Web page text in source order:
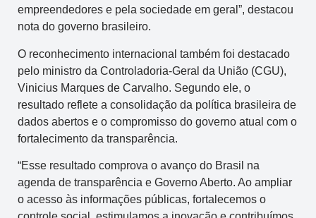
empreendedores e pela sociedade em geral”, destacou
nota do governo brasileiro.
O reconhecimento internacional também foi destacado
pelo ministro da Controladoria-Geral da União (CGU),
Vinicius Marques de Carvalho. Segundo ele, o
resultado reflete a consolidação da política brasileira de
dados abertos e o compromisso do governo atual com o
fortalecimento da transparência.
“Esse resultado comprova o avanço do Brasil na
agenda de transparência e Governo Aberto. Ao ampliar
o acesso às informações públicas, fortalecemos o